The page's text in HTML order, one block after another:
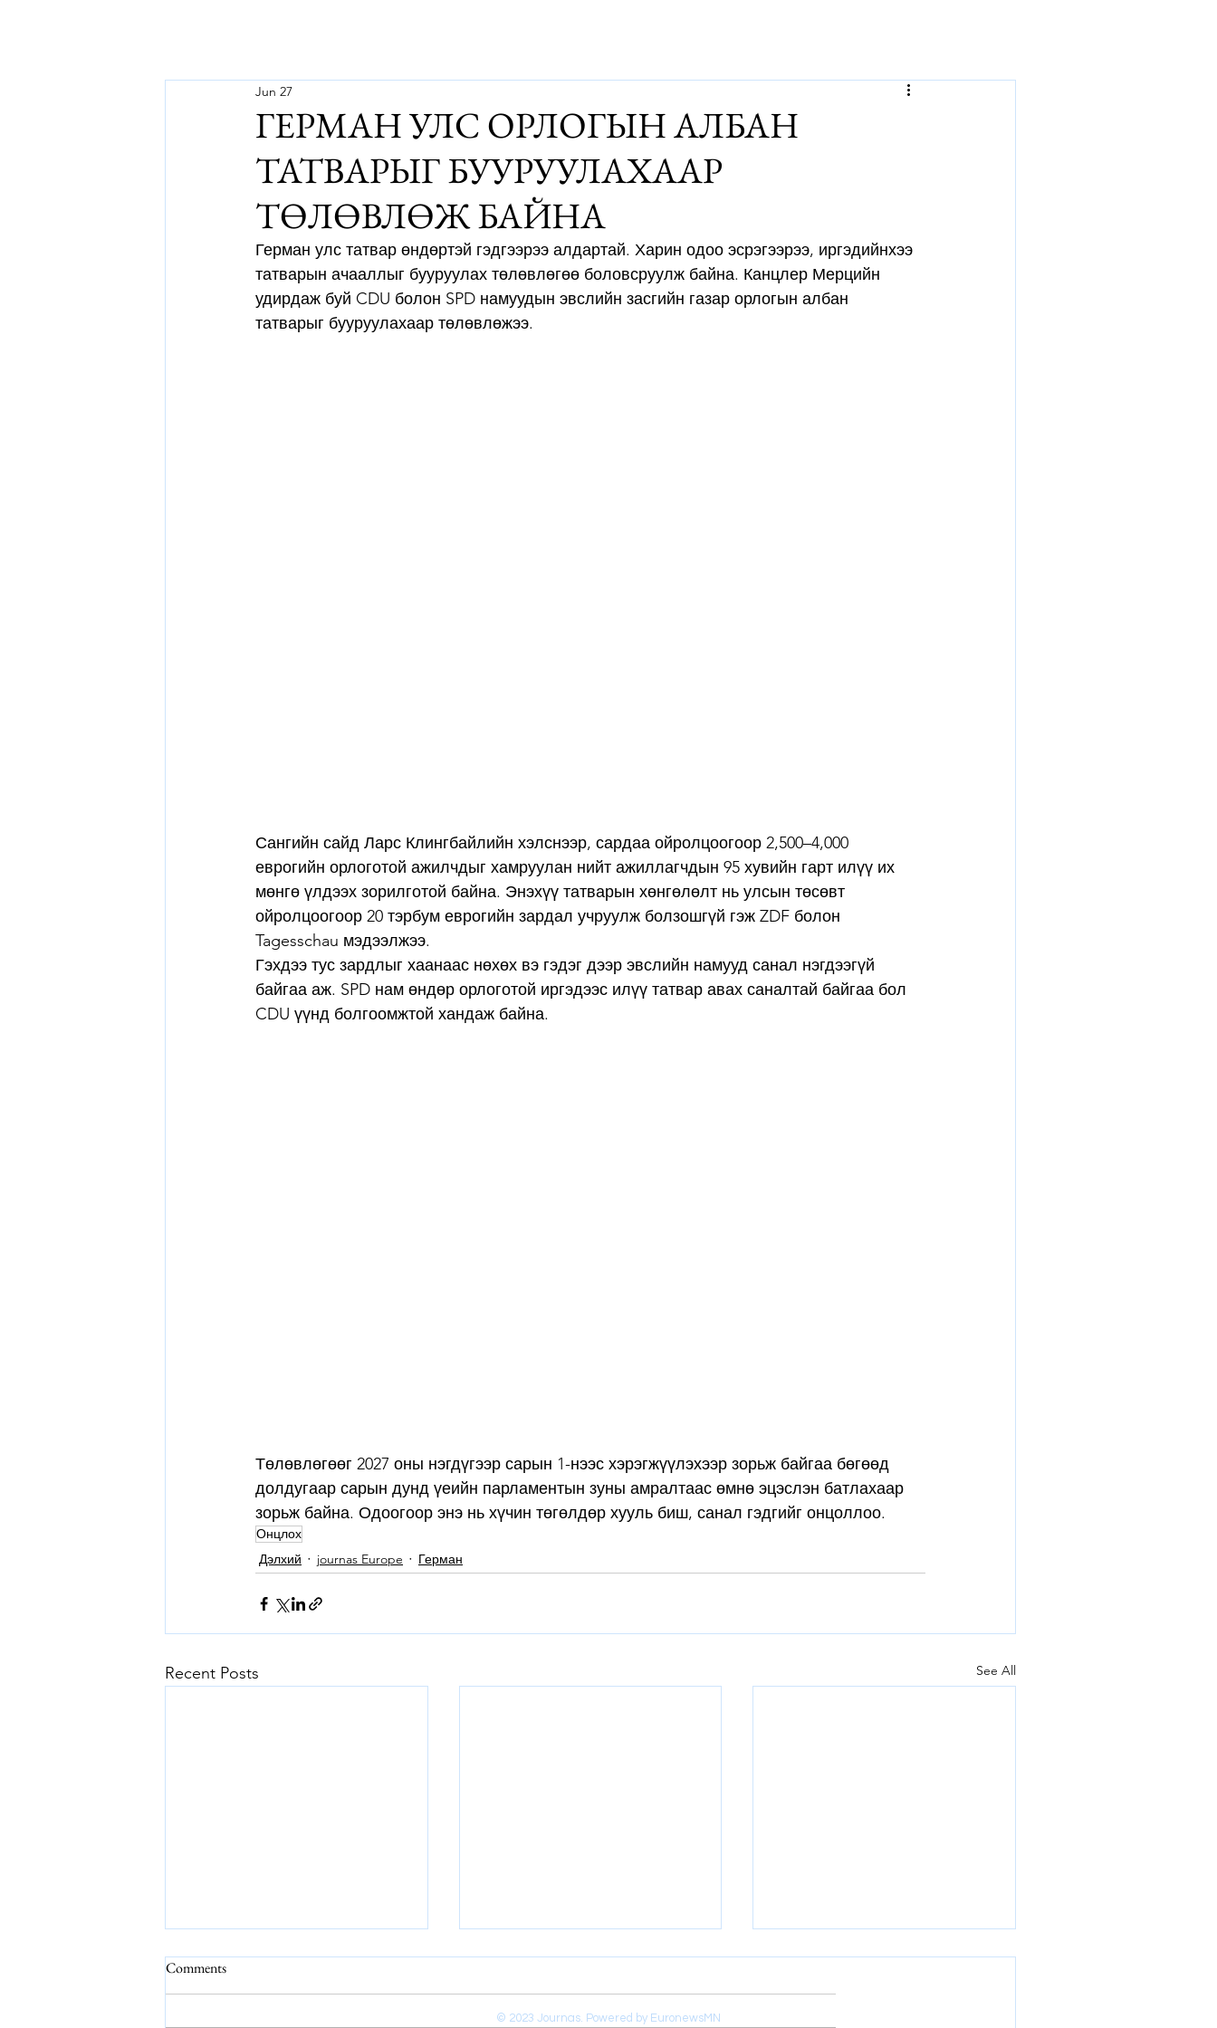
ГЕРМАН УЛС ОРЛОГЫН АЛБАН
ТАТВАРЫГ БУУРУУЛАХААР
ТӨЛӨВЛӨЖ БАЙНА
Jun 27
Герман улс татвар өндөртэй гэдгээрээ алдартай. Харин одоо эсрэгээрээ, иргэдийнхээ
татварын ачааллыг бууруулах төлөвлөгөө боловсруулж байна. Канцлер Мерцийн
удирдаж буй CDU болон SPD намуудын эвслийн засгийн газар орлогын албан
татварыг бууруулахаар төлөвлөжээ.
Сангийн сайд Ларс Клингбайлийн хэлснээр, сардаа ойролцоогоор 2,500–4,000
еврогийн орлоготой ажилчдыг хамруулан нийт ажиллагчдын 95 хувийн гарт илүү их
мөнгө үлдээх зорилготой байна. Энэхүү татварын хөнгөлөлт нь улсын төсөвт
ойролцоогоор 20 тэрбум еврогийн зардал учруулж болзошгүй гэж ZDF болон
Tagesschau мэдээлжээ.
Гэхдээ тус зардлыг хаанаас нөхөх вэ гэдэг дээр эвслийн намууд санал нэгдээгүй
байгаа аж. SPD нам өндөр орлоготой иргэдээс илүү татвар авах саналтай байгаа бол
CDU үүнд болгоомжтой хандаж байна.
Төлөвлөгөөг 2027 оны нэгдүгээр сарын 1-нээс хэрэгжүүлэхээр зорьж байгаа бөгөөд
долдугаар сарын дунд үеийн парламентын зуны амралтаас өмнө эцэслэн батлахаар
зорьж байна. Одоогоор энэ нь хүчин төгөлдөр хууль биш, санал гэдгийг онцоллоо.
Онцлох
Дэлхий
journas Europe Герман
Recent Posts See All
Comments
© 2023 Journas. Powered by EuronewsMN